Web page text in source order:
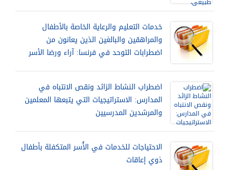
خدمات التعليم والرعاية الخاصة بالأطفال
والمراهقين والبالغين الذين يعانون من
اضطرابات التوحد في فرنسا: آراء ورضا الأسر
اضطراب النشاط الزائد ونقص الانتباه في
المدارس: الاستراتيجيات التي يتبعها المعلمين
والمرشدين المدرسيين
الاحتياجات للخدمات في الأُسر المتكفلة بأطفال
ذوي إعاقات